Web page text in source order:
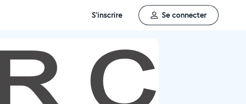
S'inscrire Se connecter